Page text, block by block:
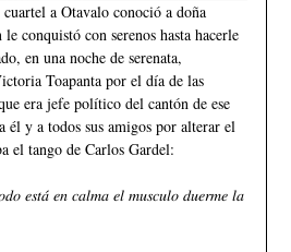
a Otavalo conoció a doña
conquistó con serenos hasta hacerle
en una noche de serenata,
Toapanta por el día de las
era jefe político del cantón de ese
él y a todos sus amigos por alterar el
el tango de Carlos Gardel:
𝑒𝑠𝑡𝑎́ 𝑒𝑛 𝑐𝑎𝑙𝑚𝑎 𝑒𝑙 𝑚𝑢𝑠𝑐𝑢𝑙𝑜 𝑑𝑢𝑒𝑟𝑚𝑒 𝑙𝑎